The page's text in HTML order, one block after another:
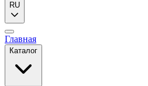
RU
Главная
Каталог